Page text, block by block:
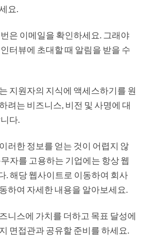
요.
은 이메일을 확인하세요. 그래야
터뷰에 초대할 때 알림을 받을 수
지원자의 지식에 액세스하기를 원
려는 비즈니스, 비전 및 사명에 대
다.
러한 정보를 얻는 것이 어렵지 않
자를 고용하는 기업에는 항상 웹
. 해당 웹사이트로 이동하여 회사
하여 자세한 내용을 알아보세요.
니스에 가치를 더하고 목표 달성에
면접관과 공유할 준비를 하세요.